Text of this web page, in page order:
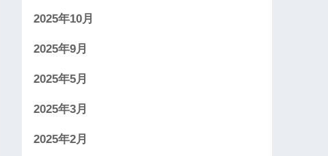
2025年10月
2025年9月
2025年5月
2025年3月
2025年2月